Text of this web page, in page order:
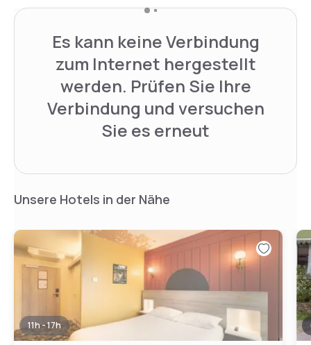
Es kann keine Verbindung
zum Internet hergestellt
werden. Prüfen Sie Ihre
Verbindung und versuchen
Sie es erneut
Unsere Hotels in der Nähe
11h - 17h